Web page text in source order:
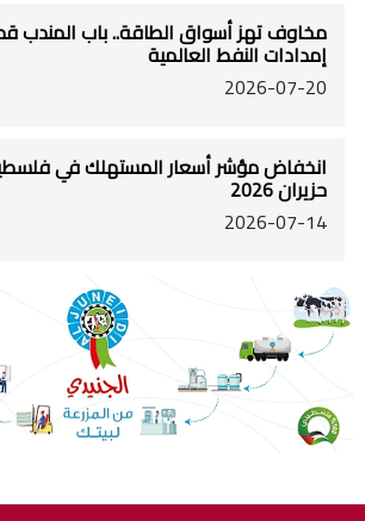
إمدادات النفط العالمية
2026-07-20
انخفاض مؤشر أسعار المستهلك في
حزيران 2026
2026-07-14